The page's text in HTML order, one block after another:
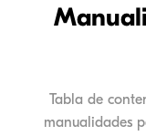
Tabla de
manualidades